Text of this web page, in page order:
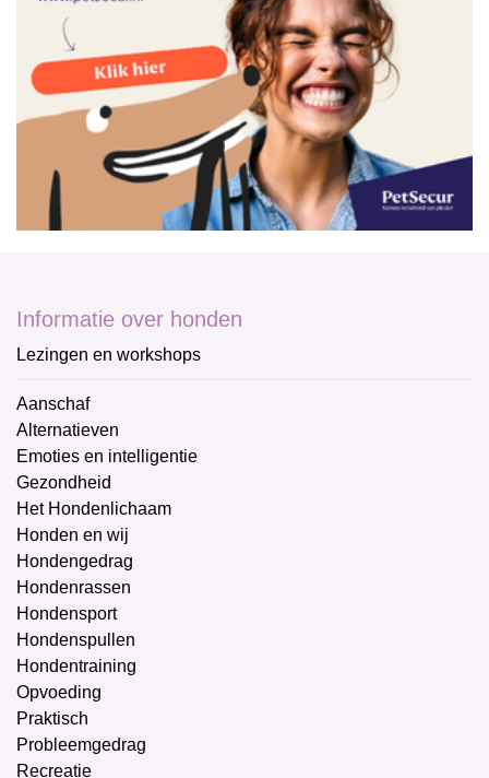
Informatie over honden
Lezingen en workshops
Aanschaf
Alternatieven
Emoties en intelligentie
Gezondheid
Het Hondenlichaam
Honden en wij
Hondengedrag
Hondenrassen
Hondensport
Hondenspullen
Hondentraining
Opvoeding
Praktisch
Probleemgedrag
Recreatie